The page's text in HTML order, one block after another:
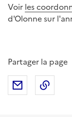
Voir les
d'Olonne sur
Partager la page
Partager